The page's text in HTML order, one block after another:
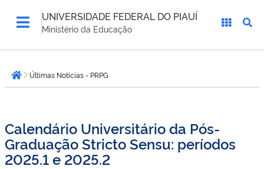
UNIVERSIDADE FEDERAL DO PIAUÍ
Ministério da Educação
está
aqui:Página inicial
Últimas Notícias - PRPG
Calendário Universitário da Pós-
Graduação Stricto Sensu: períodos
2025.1 e 2025.2